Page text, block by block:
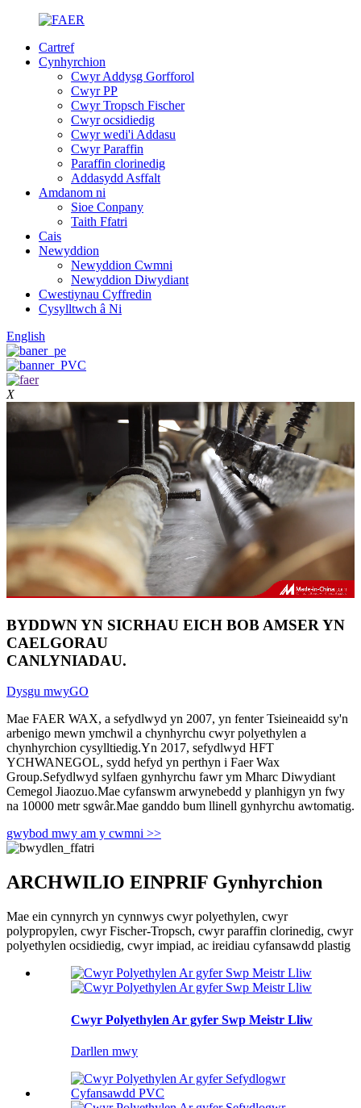
Cartref
Cynhyrchion
Cwyr Addysg Gorfforol
Cwyr PP
Cwyr Tropsch Fischer
Cwyr ocsidiedig
Cwyr wedi'i Addasu
Cwyr Paraffin
Paraffin clorinedig
Addasydd Asffalt
Amdanom ni
Sioe Conpany
Taith Ffatri
Cais
Newyddion
Newyddion Cwmni
Newyddion Diwydiant
Cwestiynau Cyffredin
Cysylltwch â Ni
English
X
BYDDWN YN SICRHAU EICH BOB AMSER YN
CAELGORAU
CANLYNIADAU.
Dysgu mwyGO
Mae FAER WAX, a sefydlwyd yn 2007, yn fenter Tsieineaidd sy'n
arbenigo mewn ymchwil a chynhyrchu cwyr polyethylen a
chynhyrchion cysylltiedig.Yn 2017, sefydlwyd HFT
YCHWANEGOL, sydd hefyd yn perthyn i Faer Wax
Group.Sefydlwyd sylfaen gynhyrchu fawr ym Mharc Diwydiant
Cemegol Jiaozuo.Mae cyfanswm arwynebedd y planhigyn yn fwy
na 10000 metr sgwâr.Mae ganddo bum llinell gynhyrchu awtomatig.
gwybod mwy am y cwmni >>
ARCHWILIO EINPRIF Gynhyrchion
Mae ein cynnyrch yn cynnwys cwyr polyethylen, cwyr
polypropylen, cwyr Fischer-Tropsch, cwyr paraffin clorinedig, cwyr
polyethylen ocsidiedig, cwyr impiad, ac ireidiau cyfansawdd plastig
Cwyr Polyethylen Ar gyfer Swp Meistr Lliw
Darllen mwy